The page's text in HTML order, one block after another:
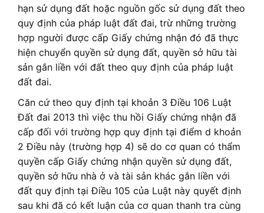
hạn sử dụng đất hoặc nguồn gốc sử dụng đất theo
quy định của pháp luật đất đai, trừ những trường
hợp người được cấp Giấy chứng nhận đó đã thực
hiện chuyển quyền sử dụng đất, quyền sở hữu tài
sản gắn liền với đất theo quy định của pháp luật
đất đai.
Căn cứ theo quy định tại khoản 3 Điều 106 Luật
Đất đai 2013 thì việc thu hồi Giấy chứng nhận đã
cấp đối với trường hợp quy định tại điểm d khoản
2 Điều này (trường hợp 4) sẽ do cơ quan có thẩm
quyền cấp Giấy chứng nhận quyền sử dụng đất,
quyền sở hữu nhà ở và tài sản khác gắn liền với
đất quy định tại Điều 105 của Luật này quyết định
sau khi đã có kết luận của cơ quan thanh tra cùng